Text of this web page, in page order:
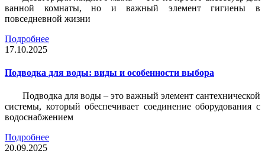
ванной комнаты, но и важный элемент гигиены в
повседневной жизни
Подробнее
17.10.2025
Подводка для воды: виды и особенности выбора
Подводка для воды – это важный элемент сантехнической
системы, который обеспечивает соединение оборудования с
водоснабжением
Подробнее
20.09.2025